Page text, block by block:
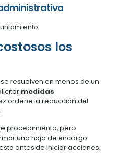
los
resuelven en menos de un
medidas
ordene la reducción del
procedimiento, pero
una hoja de encargo
antes de iniciar acciones.